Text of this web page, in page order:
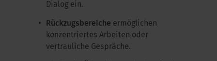
Dialog ein.
Rückzugsbereiche ermöglichen
konzentriertes Arbeiten oder
vertrauliche Gespräche.